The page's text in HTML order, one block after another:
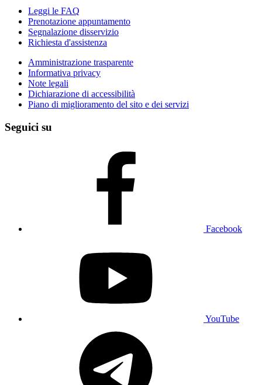
Leggi le FAQ
Prenotazione appuntamento
Segnalazione disservizio
Richiesta d'assistenza
Amministrazione trasparente
Informativa privacy
Note legali
Dichiarazione di accessibilità
Piano di miglioramento del sito e dei servizi
Seguici su
Facebook
YouTube